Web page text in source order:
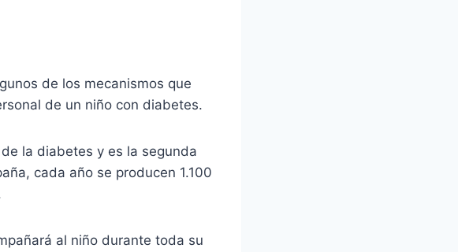
de los mecanismos que
de un niño con diabetes.
la diabetes y es la segunda
cada año se producen 1.100
al niño durante toda su